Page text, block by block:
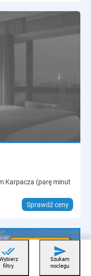
Karpacza (parę minut
Sprawdź ceny
done_all
filtry
send
Szukam
noclegu